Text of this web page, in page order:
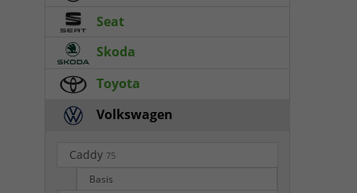
Seat
Skoda
Toyota
Volkswagen
Caddy 75
Basis